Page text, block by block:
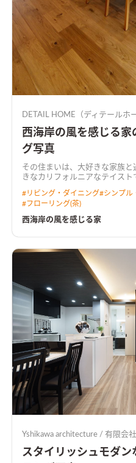
DETAIL HOME（ディテールホ
西海岸の風を感じる
グ写真
その住まいは、大好きな家族
きなカリフォルニアなテイストでまとめた。
ーをいれながら。
#リビング・ダイニング#シンプル
#フローリング(茶)
西海岸の風を感じる家
Yshikawa architecture / 有限会
スタイリッシュモダン